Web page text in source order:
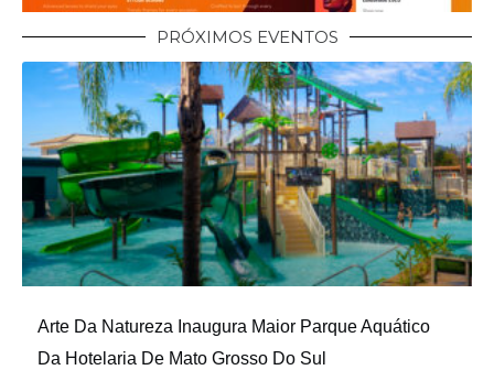
PRÓXIMOS EVENTOS
Arte Da Natureza Inaugura Maior Parque Aquático
Da Hotelaria De Mato Grosso Do Sul